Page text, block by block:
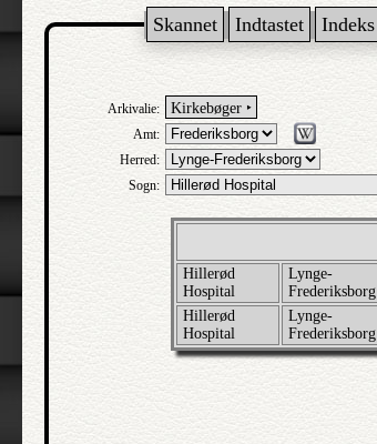
Skannet Indtastet Indeks
Arkivalie: Kirkebøger ‣
Amt:
Herred:
Sogn:
Hillerød
Hospital
Lynge-
Frederiksborg
Hillerød
Hospital
Lynge-
Frederiksborg